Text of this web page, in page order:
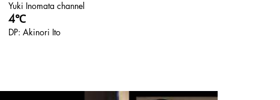
Yuki Inomata channel
4℃
DP: Akinori Ito